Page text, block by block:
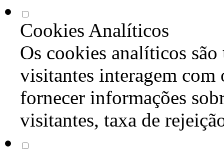
Cookies Analíticos
Os cookies analíticos são
visitantes interagem com
fornecer informações
visitantes, taxa de